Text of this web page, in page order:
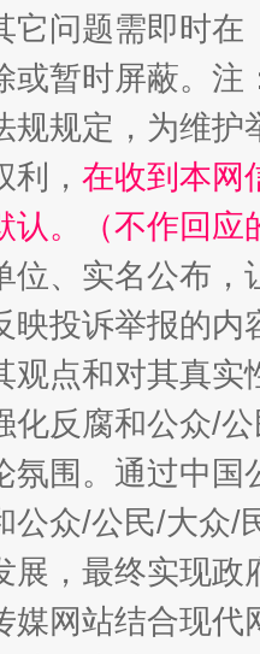
白藏房 除
它问题需即时在
或暂时屏蔽。
规规定，为维
， 在收到本网
认。（不作回应
位、实名公布
映投诉举报的
观点和对其真实
化反腐和公众/
氛围。通过中
公众/公民/大众/
展，最终实现
媒网站结合现